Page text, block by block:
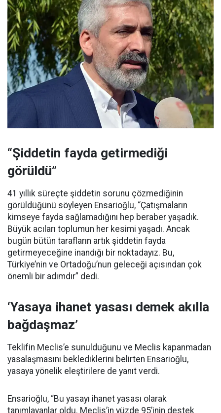
“Şiddetin fayda getirmediği
görüldü”
41 yıllık süreçte şiddetin sorunu çözmediğinin
görüldüğünü söyleyen Ensarioğlu, “Çatışmaların
kimseye fayda sağlamadığını hep beraber yaşadık.
Büyük acıları toplumun her kesimi yaşadı. Ancak
bugün bütün tarafların artık şiddetin fayda
getirmeyeceğine inandığı bir noktadayız. Bu,
Türkiye’nin ve Ortadoğu’nun geleceği açısından çok
önemli bir adımdır” dedi.
‘Yasaya ihanet yasası demek akılla
bağdaşmaz’
Teklifin Meclis’e sunulduğunu ve Meclis kapanmadan
yasalaşmasını beklediklerini belirten Ensarioğlu,
yasaya yönelik eleştirilere de yanıt verdi.
Ensarioğlu, “Bu yasayı ihanet yasası olarak
tanımlayanlar oldu. Meclis’in yüzde 95’inin destek